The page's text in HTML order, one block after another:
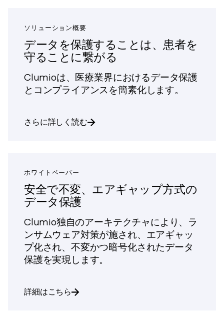
ソリューション概要
データを保護することは、患者を
守ることに繋がる
Clumioは、医療業界におけるデータ保護
とコンプライアンスを簡素化します。
「データの保護は患者の保護につながる」について
さらに詳しく読む
ホワイトペーパー
安全で不変、エアギャップ方式の
データ保護
Clumio独自のアーキテクチャにより、ラ
ンサムウェア対策が施され、エアギャッ
プ化され、不変かつ暗号化されたデータ
保護を実現します。
詳細はこちら「安全で、不変、エアギャップ化された